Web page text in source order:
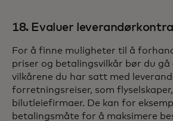
18. Evaluer
For å finne muligheter til å
priser og betalingsvilkår bør du gå
vilkårene du har satt med
forretningsreiser, som
bilutleiefirmaer. De kan for
betalingsmåte for å maksimere